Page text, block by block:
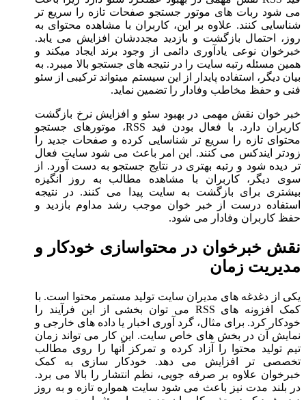
می شود ربات های موتور جستجو صفحات تازه را سریع تر
شناسایی کنند. علاوه بر این، کاربران با مشاهده محتوای به
روز، احتمال بازگشت و بازدید مجددشان افزایش می یابد.
خبرخوان نوعی یادآوری دائمی از وجود برند ایجاد میکند و
همین مسئله رتبه سایت را در نتیجه های جستجو بالا میبرد. به
بیان دیگر، استفاده پایدار از این سیستم میتواند ترکیبی از سئو
فنی و حفظ مخاطب وفادار را تضمین نماید.
خبر خوان نقش مهمی در بهبود سئو و افزایش نرخ بازگشت
کاربران دارد. با فعال بودن فید RSS، موتورهای جستجو
محتوای تازه را سریع تر شناسایی کرده و صفحات جدید را
زودتر ایندکس می کنند. این امر باعث می شود سایت فعال
تر دیده شود و رتبه بهتری در نتایج جستجو به دست آورد. از
سوی دیگر، کاربران با مشاهده مطالب به روز انگیزه
بیشتری برای بازگشت به سایت پیدا می کنند. در نتیجه
استفاده درست از خبر خوان موجب رشد مداوم بازدید و
حفظ کاربران وفادار می شود.
نقش خبرخوان در محتواسازی خودکار و
مدیریت زمان
یکی از دغدغه های مدیران سایت تولید مستمر محتوا است. با
کمک افزونه های RSS می توان بخشی از این فرآیند را
خودکار کرد. برای مثال، گرد آوری اخبار یا داده های خارجی و
نمایش آن در بخش های خاص سایت. این کار می تواند زمان
تیم تولید محتوا را آزاد کرده و تمرکز آنها را روی مطالب
تخصصی تر افزایش می دهد. خودکار سازی به کمک
خبرخوان علاوه بر صرفه جویی، نظم انتشار را بالا می برد.
در بلند مدت نیز باعث می شود سایت همواره تازه و به روز